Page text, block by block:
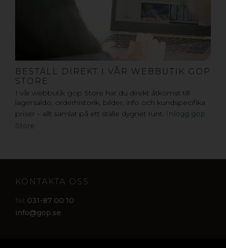
BESTÄLL DIREKT I VÅR WEBBUTIK GOP
STORE
I vår webbutik gop Store har du direkt åtkomst till
lagersaldo, orderhistorik, bilder, info och kundspecifika
priser – allt samlat på ett ställe dygnet runt. Inlogg gop
Store
KONTAKTA OSS
Tel: 031-87 00 10
info@gop.se